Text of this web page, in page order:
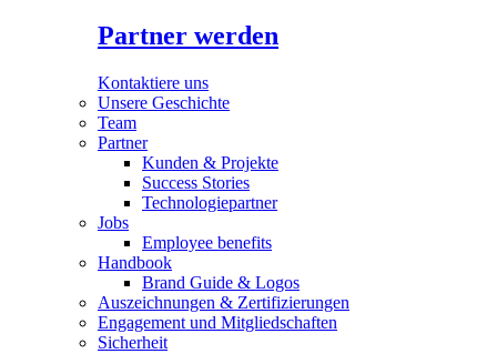
Partner werden
Kontaktiere uns
Unsere Geschichte
Team
Partner
Kunden & Projekte
Success Stories
Technologiepartner
Jobs
Employee benefits
Handbook
Brand Guide & Logos
Auszeichnungen & Zertifizierungen
Engagement und Mitgliedschaften
Sicherheit